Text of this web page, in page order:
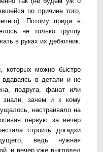
по причине того,
Потому придя в
не только группу
в руках их дебютник.
которых можно быстро
в детали и не
подруга, фанат или
знали, зачем и к кому
настраивало на
первую за вечер
строить догадки
ведь нужная
и вечер уже выглядел